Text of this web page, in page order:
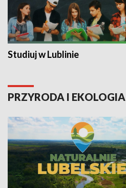
Studiuj w Lublinie
PRZYRODA I EKOLOGIA